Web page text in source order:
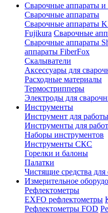
Сварочные аппараты и
Сварочные аппараты
Сварочные аппараты
Fujikura Сварочные
Сварочные аппараты
аппараты FiberFox
Скалыватели
Аксессуары для
Расходные материалы
Термострипперы
Электроды для
Инструменты
Инструмент для
Инструменты для
Наборы инструментов
Инструменты СКС
Горелки и балоны
Палатки
Чистящие средства для
Измерительное
Рефлектометры
EXFO рефлектометры
Рефлектометры FOD